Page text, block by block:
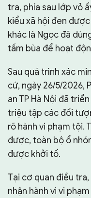
tra, phía sau lớp vỏ
kiểu xã hội đen
khác là Ngọc đã
tấm bùa để hoạt
Sau quá trình xác
cứ, ngày 26/5/2026,
an TP Hà Nội đã
triệu tập các đối
rõ hành vi phạm tội.
được, toàn bộ ổ
được khởi tố.
Tại cơ quan điều tra,
nhận hành vi vi